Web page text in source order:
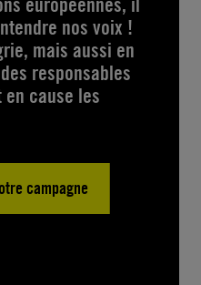
nos voix !
mais aussi en
responsables
cause les
campagne